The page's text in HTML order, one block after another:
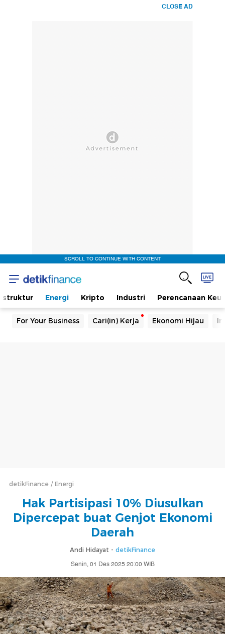
CLOSE AD
SCROLL TO CONTINUE WITH CONTENT
Energi Kripto Industri Perencanaan
For Your Business Cari(in) Kerja Ekonomi Hijau
detikFinance Energi
Hak Partisipasi 10% Diusulkan
Dipercepat buat Genjot Ekonomi
Daerah
Andi Hidayat - detikFinance
Senin, 01 Des 2025 20:00 WIB